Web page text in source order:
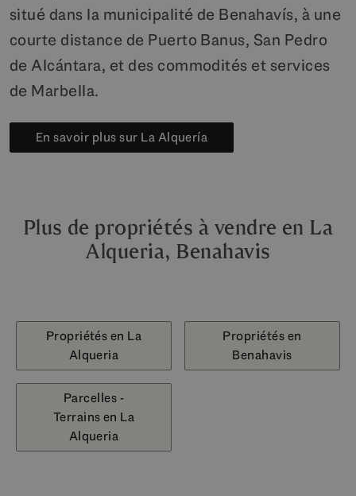
situé dans la municipalité de Benahavís, à une
courte distance de Puerto Banus, San Pedro
de Alcántara, et des commodités et services
de Marbella.
En savoir plus sur La Alquería
Plus de propriétés à vendre en La
Alqueria, Benahavis
Propriétés en La
Alqueria
Propriétés en
Benahavis
Parcelles -
Terrains en La
Alqueria